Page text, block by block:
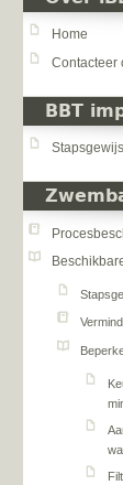
Home
Contacteer
BBT